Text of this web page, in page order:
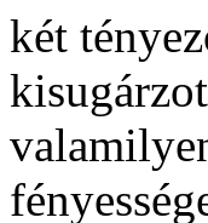
két